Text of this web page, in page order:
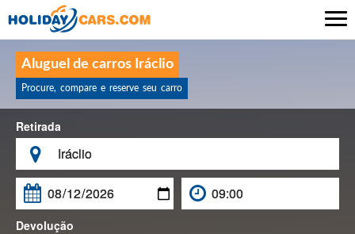
Aluguel de carros Iráclio
Procure, compare e reserve seu carro
Retirada


Devolução